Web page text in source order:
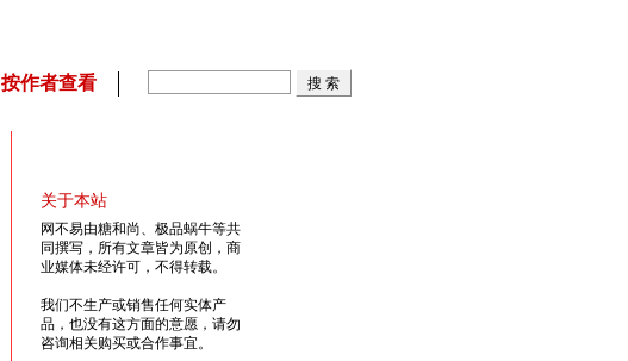
按作者查看
关于本站
网不易由糖和尚、极品蜗牛等共
同撰写，所有文章皆为原创，商
业媒体未经许可，不得转载。
我们不生产或销售任何实体产
品，也没有这方面的意愿，请勿
咨询相关购买或合作事宜。